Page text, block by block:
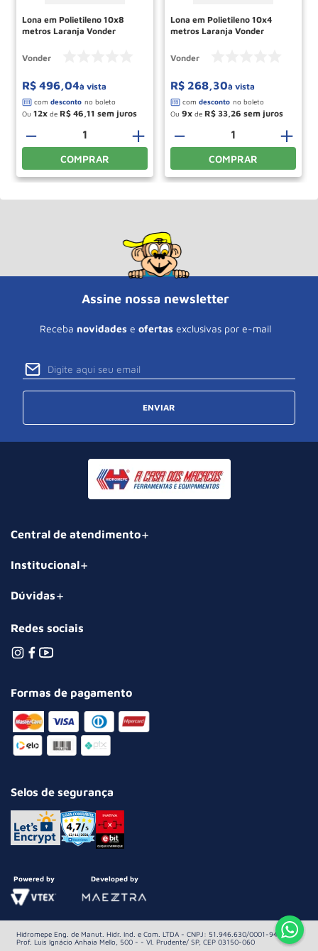
Lona em Polietileno 10x8
metros Laranja Vonder
Vonder
R$ 496,04à vista
Ou 12 de R$ 46 11
＋
－
COMPRAR
Lona em Polietileno 10x4
metros Laranja Vonder
Vonder
R$ 268,30à vista
Ou 9 de R$ 33 26
＋
－
COMPRAR
Assine nossa newsletter
Receba novidades e ofertas exclusivas por e-mail
ENVIAR
Central de atendimento
Institucional
Dúvidas
Redes sociais
Formas de pagamento
Selos de segurança
Powered by Developed by
Hidromepe Eng. de Manut. Hidr. Ind. e Com. LTDA - CNPJ: 51.946.630/0001-94 Av.
Prof. Luis Ignácio Anhaia Mello, 500 - - Vl. Prudente/ SP, CEP 03150-060